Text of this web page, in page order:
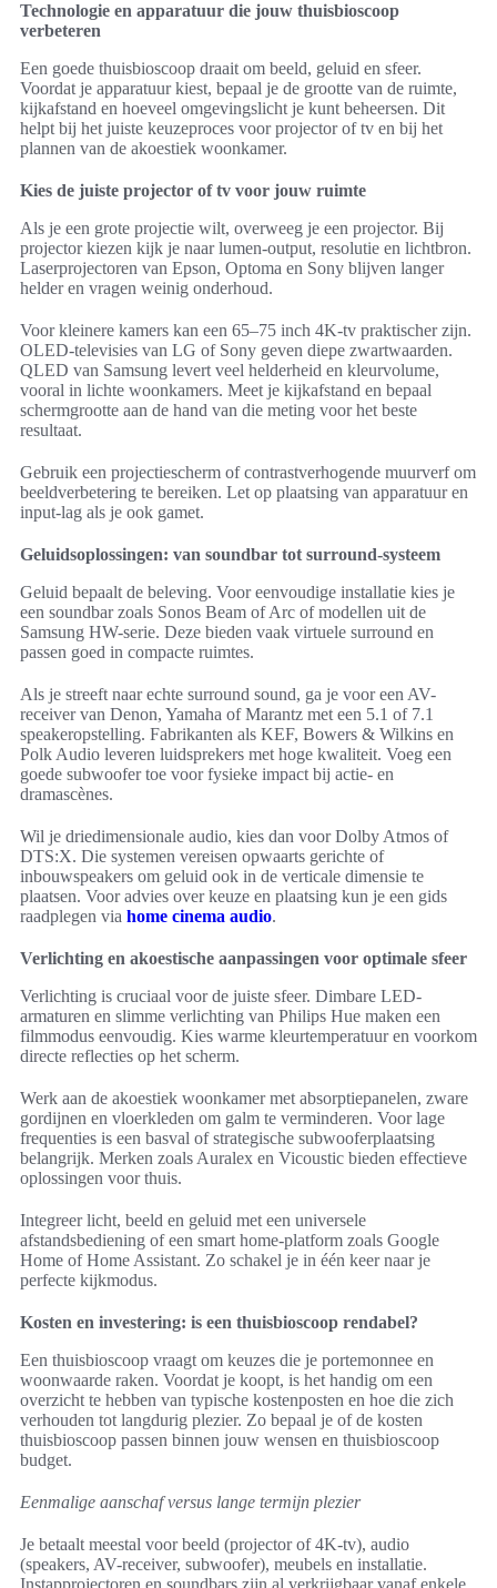
Technologie en apparatuur die jouw thuisbioscoop
verbeteren
Een goede thuisbioscoop draait om beeld, geluid en sfeer.
Voordat je apparatuur kiest, bepaal je de grootte van de ruimte,
kijkafstand en hoeveel omgevingslicht je kunt beheersen. Dit
helpt bij het juiste keuzeproces voor projector of tv en bij het
plannen van de akoestiek woonkamer.
Kies de juiste projector of tv voor jouw ruimte
Als je een grote projectie wilt, overweeg je een projector. Bij
projector kiezen kijk je naar lumen-output, resolutie en lichtbron.
Laserprojectoren van Epson, Optoma en Sony blijven langer
helder en vragen weinig onderhoud.
Voor kleinere kamers kan een 65–75 inch 4K-tv praktischer zijn.
OLED-televisies van LG of Sony geven diepe zwartwaarden.
QLED van Samsung levert veel helderheid en kleurvolume,
vooral in lichte woonkamers. Meet je kijkafstand en bepaal
schermgrootte aan de hand van die meting voor het beste
resultaat.
Gebruik een projectiescherm of contrastverhogende muurverf om
beeldverbetering te bereiken. Let op plaatsing van apparatuur en
input-lag als je ook gamet.
Geluidsoplossingen: van soundbar tot surround-systeem
Geluid bepaalt de beleving. Voor eenvoudige installatie kies je
een soundbar zoals Sonos Beam of Arc of modellen uit de
Samsung HW-serie. Deze bieden vaak virtuele surround en
passen goed in compacte ruimtes.
Als je streeft naar echte surround sound, ga je voor een AV-
receiver van Denon, Yamaha of Marantz met een 5.1 of 7.1
speakeropstelling. Fabrikanten als KEF, Bowers & Wilkins en
Polk Audio leveren luidsprekers met hoge kwaliteit. Voeg een
goede subwoofer toe voor fysieke impact bij actie- en
dramascènes.
Wil je driedimensionale audio, kies dan voor Dolby Atmos of
DTS:X. Die systemen vereisen opwaarts gerichte of
inbouwspeakers om geluid ook in de verticale dimensie te
plaatsen. Voor advies over keuze en plaatsing kun je een gids
raadplegen via home cinema audio.
Verlichting en akoestische aanpassingen voor optimale sfeer
Verlichting is cruciaal voor de juiste sfeer. Dimbare LED-
armaturen en slimme verlichting van Philips Hue maken een
filmmodus eenvoudig. Kies warme kleurtemperatuur en voorkom
directe reflecties op het scherm.
Werk aan de akoestiek woonkamer met absorptiepanelen, zware
gordijnen en vloerkleden om galm te verminderen. Voor lage
frequenties is een basval of strategische subwooferplaatsing
belangrijk. Merken zoals Auralex en Vicoustic bieden effectieve
oplossingen voor thuis.
Integreer licht, beeld en geluid met een universele
afstandsbediening of een smart home-platform zoals Google
Home of Home Assistant. Zo schakel je in één keer naar je
perfecte kijkmodus.
Kosten en investering: is een thuisbioscoop rendabel?
Een thuisbioscoop vraagt om keuzes die je portemonnee en
woonwaarde raken. Voordat je koopt, is het handig om een
overzicht te hebben van typische kostenposten en hoe die zich
verhouden tot langdurig plezier. Zo bepaal je of de kosten
thuisbioscoop passen binnen jouw wensen en thuisbioscoop
budget.
Eenmalige aanschaf versus lange termijn plezier
Je betaalt meestal voor beeld (projector of 4K-tv), audio
(speakers, AV-receiver, subwoofer), meubels en installatie.